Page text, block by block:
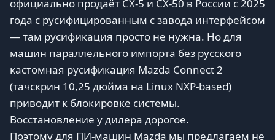
официально продаёт CX-5 и CX-50 в России с 2025
года с русифицированным с завода интерфейсом
— там русификация просто не нужна. Но для
машин параллельного импорта без русского
кастомная русификация Mazda Connect 2
(тачскрин 10,25 дюйма на Linux NXP-based)
приводит к блокировке системы.
Восстановление у дилера дорогое.
Поэтому для ПИ-машин Mazda мы предлагаем не